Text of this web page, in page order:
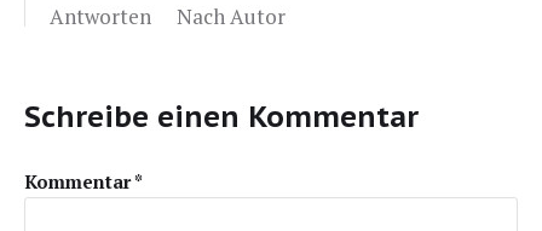
Antworten
Nach Autor
Schreibe einen Kommentar
Kommentar*